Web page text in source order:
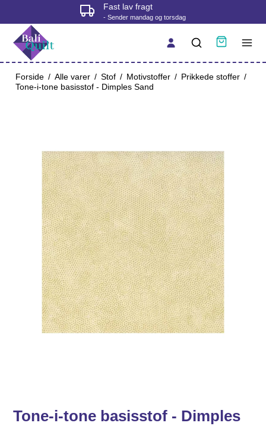
Fysisk butik i Korsør
- tjek åbningstider før du kommer
Forside / Alle varer / Stof / Motivstoffer / Prikkede stoffer /
Tone-i-tone basisstof - Dimples Sand
Tone-i-tone basisstof - Dimples